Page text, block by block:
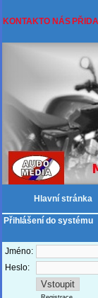
KONTAKTO NÁS
Hlavní stránka
Přihlášení do systému
Jméno:
Heslo: